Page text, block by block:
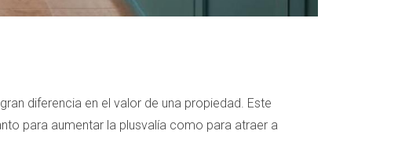
diferencia en el valor de una propiedad. Este
para aumentar la plusvalía como para atraer a